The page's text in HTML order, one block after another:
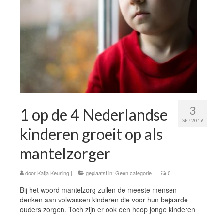
Werkgever – Coaching van uw mantelzorgers
Wat levert het u op en wat kost het u?
Onafhankelijke cliëntondersteuning
Projectontwikkeling zorg & welzijn
Ouder van een zorgintensief kind
Over mij
Over mij
Contact mantelzorgmakelaarspraktijk Regio
Chaam – Oosterhout
Uw Privacy is gegarandeerd – AVG compliant
3
SEP 2019
1 op de 4 Nederlandse
kinderen groeit op als
mantelzorger
door Katja Keuning | geplaatst in: Geen categorie | 0
Bij het woord mantelzorg zullen de meeste mensen
denken aan volwassen kinderen die voor hun bejaarde
ouders zorgen. Toch zijn er ook een hoop jonge kinderen